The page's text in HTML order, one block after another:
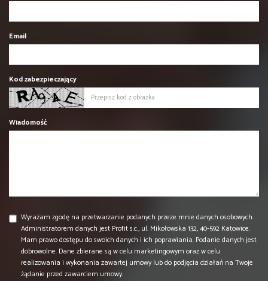
Email
Kod zabezpieczający
Wiadomość
Wyrażam zgodę na przetwarzanie podanych przeze mnie danych osobowych.
Administratorem danych jest Profit s.c., ul. Mikołowska 132, 40-592 Katowice.
Mam prawo dostępu do swoich danych i ich poprawiania. Podanie danych jest
dobrowolne. Dane zbierane są w celu marketingowym oraz w celu
realizowania i wykonania zawartej umowy lub do podjęcia działań na Twoje
żądanie przed zawarciem umowy.